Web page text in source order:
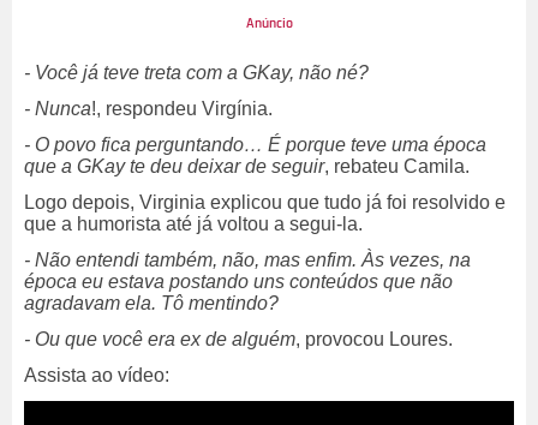
- Você já teve treta com a GKay, não né?
- Nunca!, respondeu Virgínia.
- O povo fica perguntando… É porque teve uma época
que a GKay te deu deixar de seguir, rebateu Camila.
Logo depois, Virginia explicou que tudo já foi resolvido e
que a humorista até já voltou a segui-la.
- Não entendi também, não, mas enfim. Às vezes, na
época eu estava postando uns conteúdos que não
agradavam ela. Tô mentindo?
- Ou que você era ex de alguém, provocou Loures.
Assista ao vídeo: